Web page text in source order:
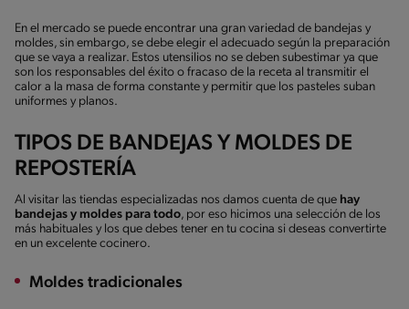
En el mercado se puede encontrar una gran variedad de bandejas y
moldes, sin embargo, se debe elegir el adecuado según la preparación
que se vaya a realizar. Estos utensilios no se deben subestimar ya que
son los responsables del éxito o fracaso de la receta al transmitir el
calor a la masa de forma constante y permitir que los pasteles suban
uniformes y planos.
TIPOS DE BANDEJAS Y MOLDES DE
REPOSTERÍA
Al visitar las tiendas especializadas nos damos cuenta de que hay
bandejas y moldes para todo, por eso hicimos una selección de los
más habituales y los que debes tener en tu cocina si deseas convertirte
en un excelente cocinero.
Moldes tradicionales